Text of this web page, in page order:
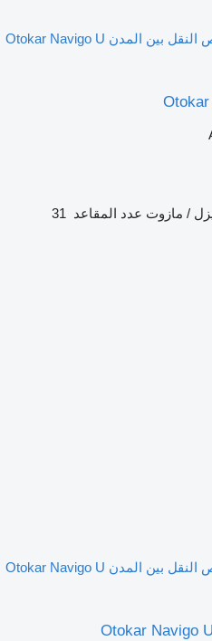
باص النقل بين المدن Otokar Navigo U
/ مازوت عدد المقاعد 31
باص النقل بين المدن Otokar Navigo U
Otokar Navigo